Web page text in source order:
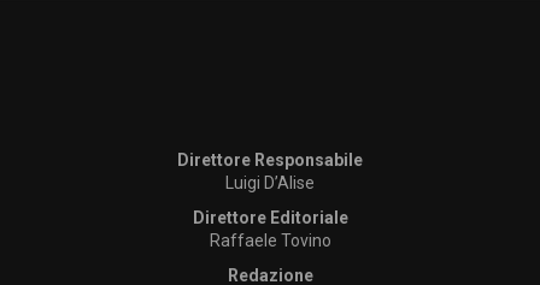
Direttore Responsabile
Luigi D’Alise
Direttore Editoriale
Raffaele Tovino
Redazione